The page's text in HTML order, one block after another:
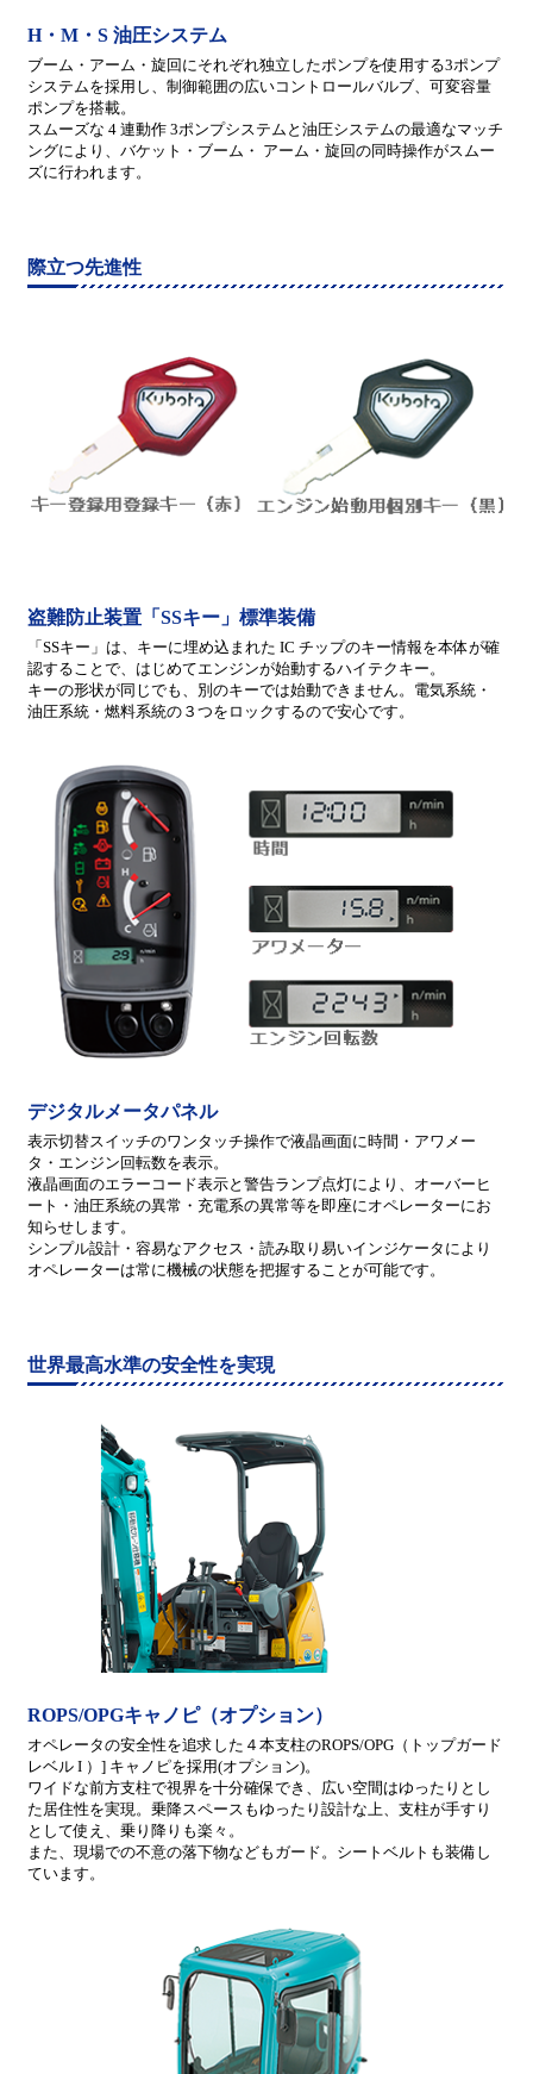
H・M・S 油圧システム
ブーム・アーム・旋回にそれぞれ独立したポンプを使用する3ポンプ
システムを採用し、制御範囲の広いコントロールバルブ、可変容量
ポンプを搭載。
スムーズな 4 連動作 3ポンプシステムと油圧システムの最適なマッチ
ングにより、バケット・ブーム・ アーム・旋回の同時操作がスムー
ズに行われます。
際立つ先進性
盗難防止装置「SSキー」標準装備
「SSキー」は、キーに埋め込まれた IC チップのキー情報を本体が確
認することで、はじめてエンジンが始動するハイテクキー。
キーの形状が同じでも、別のキーでは始動できません。電気系統・
油圧系統・燃料系統の３つをロックするので安心です。
デジタルメータパネル
表示切替スイッチのワンタッチ操作で液晶画面に時間・アワメー
タ・エンジン回転数を表示。
液晶画面のエラーコード表示と警告ランプ点灯により、オーバーヒ
ート・油圧系統の異常・充電系の異常等を即座にオペレーターにお
知らせします。
シンプル設計・容易なアクセス・読み取り易いインジケータにより
オペレーターは常に機械の状態を把握することが可能です。
世界最高水準の安全性を実現
ROPS/OPGキャノピ（オプション）
オペレータの安全性を追求した４本支柱のROPS/OPG（トップガード
レベル I ）] キャノピを採用(オプション)。
ワイドな前方支柱で視界を十分確保でき、広い空間はゆったりとし
た居住性を実現。乗降スペースもゆったり設計な上、支柱が手すり
として使え、乗り降りも楽々。
また、現場での不意の落下物などもガード。シートベルトも装備し
ています。